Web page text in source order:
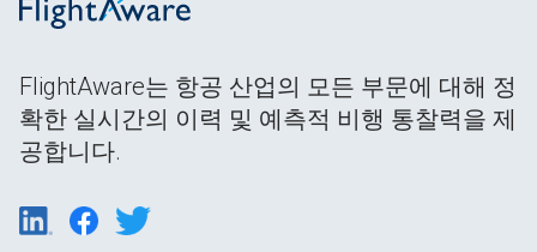
FlightAware는 항공 산업의 모든 부문에 대해 정
확한 실시간의 이력 및 예측적 비행 통찰력을 제
공합니다.